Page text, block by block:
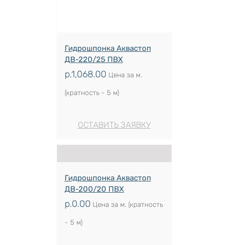
Гидрошпонка Аквастоп
ДВ-220/25 ПВХ
р.1,068.00 Цена за м.
(кратность - 5 м)
ОСТАВИТЬ ЗАЯВКУ
Гидрошпонка Аквастоп
ДВ-200/20 ПВХ
р.0.00 Цена за м. (кратность
- 5 м)